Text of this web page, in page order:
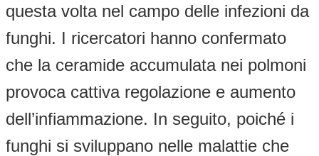
questa volta nel campo delle infezioni da
funghi. I ricercatori hanno confermato
che la ceramide accumulata nei polmoni
provoca cattiva regolazione e aumento
dell’infiammazione. In seguito, poiché i
funghi si sviluppano nelle malattie che